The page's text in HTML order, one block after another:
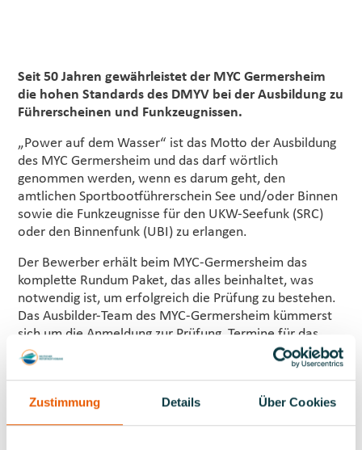
Zustimmung Details Über Cookies
Seit 50 Jahren gewährleistet der MYC Germersheim
die hohen Standards des DMYV bei der Ausbildung zu
Führerscheinen und Funkzeugnissen.
„Power auf dem Wasser“ ist das Motto der Ausbildung
des MYC Germersheim und das darf wörtlich
genommen werden, wenn es darum geht, den
amtlichen Sportbootführerschein See und/oder Binnen
sowie die Funkzeugnisse für den UKW-Seefunk (SRC)
oder den Binnenfunk (UBI) zu erlangen.
Der Bewerber erhält beim MYC-Germersheim das
komplette Rundum Paket, das alles beinhaltet, was
notwendig ist, um erfolgreich die Prüfung zu bestehen.
Das Ausbilder-Team des MYC-Germersheim kümmerst
sich um die Anmeldung zur Prüfung, Termine für das
ärztliche Zeugnis und beschafft das Lehrmaterial.
Die Ausbildung zu den Sportbootführerscheinen und
den Funkzeugnissen ist zudem immer zeitgleich möglich,